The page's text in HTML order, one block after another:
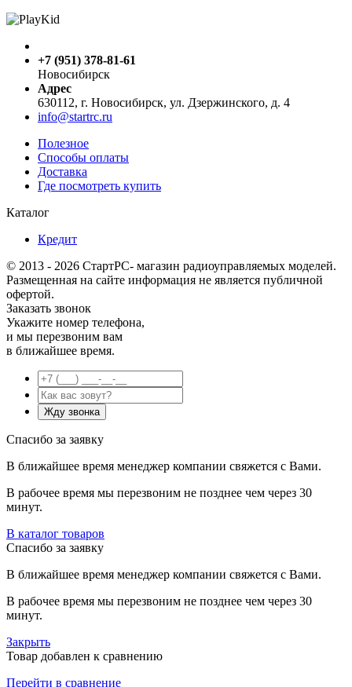
+7 (951) 378-81-61
Новосибирск
Адрес
630112, г. Новосибирск, ул. Дзержинского, д. 4
info@startrc.ru
Полезное
Способы оплаты
Доставка
Где посмотреть купить
Каталог
Кредит
© 2013 - 2026 СтартРС- магазин радиоуправляемых моделей.
Размещенная на сайте информация не является публичной
офертой.
Заказать звонок
Укажите номер телефона,
и мы перезвоним вам
в ближайшее время.
Спасибо за заявку
В ближайшее время менеджер компании свяжется с Вами.
В рабочее время мы перезвоним не позднее чем через 30
минут.
В каталог товаров
Спасибо за заявку
В ближайшее время менеджер компании свяжется с Вами.
В рабочее время мы перезвоним не позднее чем через 30
минут.
Закрыть
Товар добавлен к сравнению
Перейти в сравнение